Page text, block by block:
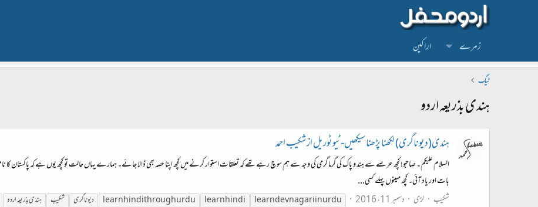
زمرے اراکین
ٹیگ
ہندی بذریعہ اردو
ہندی(دیوناگری) لکھنا پڑھنا سیکھیں-ٹیوٹوریل از شکیب احمد
السلام علیکم۔ صاحبو! کچھ عرصے سے ہند و پاک کی گرما گرمی کی وجہ سے ہم سوچ رہے تھے کہ تعلقات استوار کرنے میں کچھ اپنا حصہ بھی ڈالا جائے۔ ہمارے یہاں حالت تو کچھ یوں ہے کہ پاکستان
بات اور یاد آئی۔ کچھ مہینوں پہلے کسی...
شکیب
لڑی دسمبر 11، 2016 learn devnagari in urdu
learn hindi
learn hindi through urdu دیوناگری شکیب ہندیبذریعہاردو